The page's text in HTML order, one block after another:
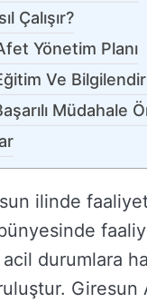
Çalışır?
Yönetim Planı
Ve
Müdahale
ilinde
bünyesinde
durumlara